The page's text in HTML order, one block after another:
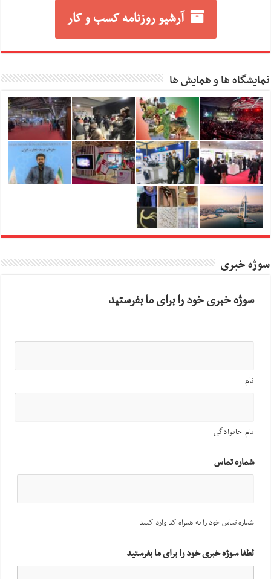
آرشیو روزنامه کسب و کار
نمایشگاه ها و همایش ها
سوژه خبری
سوژه خبری خود را برای ما بفرستید
نام
نام خانوادگی
شماره تماس
شماره تماس خود را به همراه کد وارد کنید
لطفا سوژه خبری خود را برای ما بفرستید